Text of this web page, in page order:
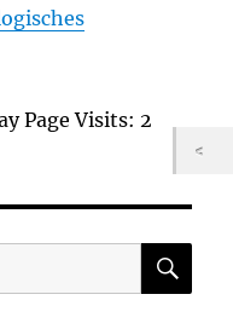
Page Visits: 2